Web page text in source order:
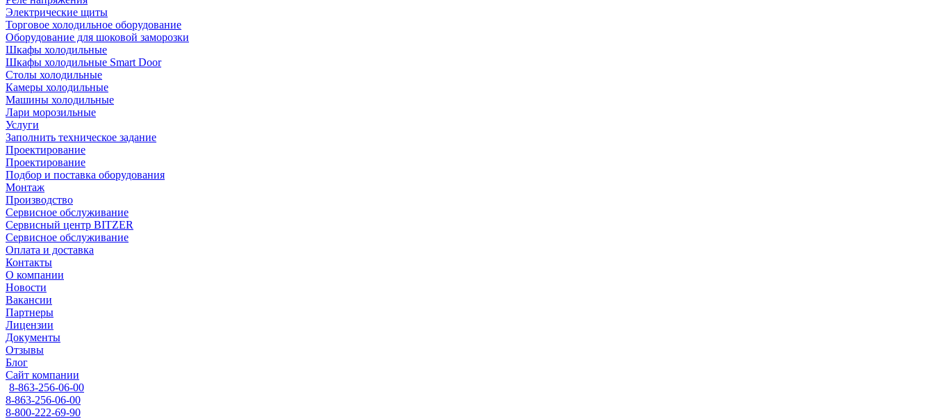
Электрические щиты
Торговое холодильное оборудование
Оборудование для шоковой заморозки
Шкафы холодильные
Шкафы холодильные Smart Door
Столы холодильные
Камеры холодильные
Машины холодильные
Лари морозильные
Услуги
Заполнить техническое задание
Проектирование
Проектирование
Подбор и поставка оборудования
Монтаж
Производство
Сервисное обслуживание
Сервисный центр BITZER
Сервисное обслуживание
Оплата и доставка
Контакты
О компании
Новости
Вакансии
Партнеры
Лицензии
Документы
Отзывы
Блог
Сайт компании
8-863-256-06-00
8-863-256-06-00
8-800-222-69-90